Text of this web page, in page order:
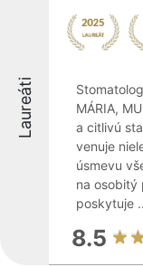
Laureáti
MÁRIA,
a citlivú
venuje
úsmevu
na osobitý
poskytuje
8.5